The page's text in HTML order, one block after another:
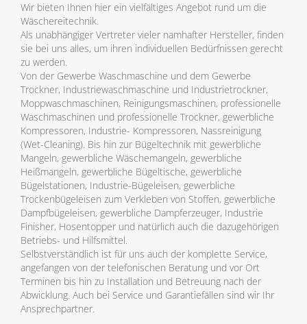
Wir bieten Ihnen hier ein vielfältiges Angebot rund um die
Wäschereitechnik.
Als unabhängiger Vertreter vieler namhafter Hersteller, finden
sie bei uns alles, um ihren individuellen Bedürfnissen gerecht
zu werden.
Von der Gewerbe Waschmaschine und dem Gewerbe
Trockner, Industriewaschmaschine und Industrietrockner,
Moppwaschmaschinen, Reinigungsmaschinen, professionelle
Waschmaschinen und professionelle Trockner, gewerbliche
Kompressoren, Industrie- Kompressoren, Nassreinigung
(Wet-Cleaning). Bis hin zur Bügeltechnik mit gewerbliche
Mangeln, gewerbliche Wäschemangeln, gewerbliche
Heißmangeln, gewerbliche Bügeltische, gewerbliche
Bügelstationen, Industrie-Bügeleisen, gewerbliche
Trockenbügeleisen zum Verkleben von Stoffen, gewerbliche
Dampfbügeleisen, gewerbliche Dampferzeuger, Industrie
Finisher, Hosentopper und natürlich auch die dazugehörigen
Betriebs- und Hilfsmittel.
Selbstverständlich ist für uns auch der komplette Service,
angefangen von der telefonischen Beratung und vor Ort
Terminen bis hin zu Installation und Betreuung nach der
Abwicklung. Auch bei Service und Garantiefällen sind wir Ihr
Ansprechpartner.